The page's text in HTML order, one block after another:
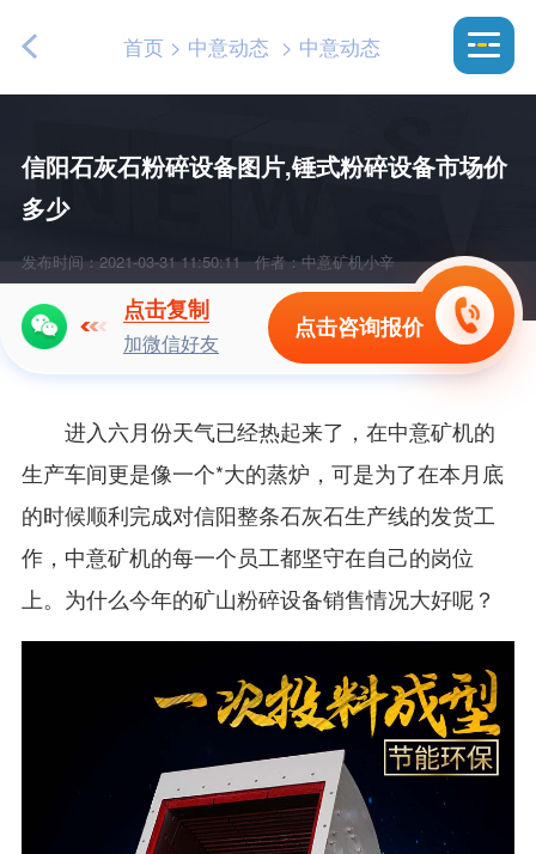
首页> 中意动态 > 中意动态
信阳石灰石粉碎设备图片,锤式粉碎设备市场价
多少
发布时间：2021-03-31 11:50:11 作者：中意矿机小辛
点击复制
加微信好友 点击咨询报价
进入六月份天气已经热起来了，在中意矿机的
生产车间更是像一个*大的蒸炉，可是为了在本月底
的时候顺利完成对信阳整条石灰石生产线的发货工
作，中意矿机的每一个员工都坚守在自己的岗位
上。为什么今年的矿山粉碎设备销售情况大好呢？